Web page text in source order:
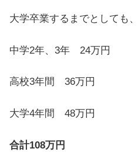
大学卒業するまでとしても、
中学2年、3年 24万円
高校3年間 36万円
大学4年間 48万円
合計108万円